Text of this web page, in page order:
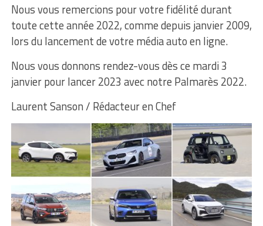
Nous vous remercions pour votre fidélité durant
toute cette année 2022, comme depuis janvier 2009,
lors du lancement de votre média auto en ligne.
Nous vous donnons rendez-vous dès ce mardi 3
janvier pour lancer 2023 avec notre Palmarès 2022.
Laurent Sanson / Rédacteur en Chef